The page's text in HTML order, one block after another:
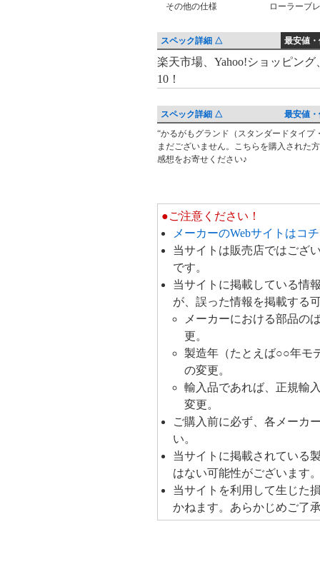
その他の仕様
ローラーブ
スペック詳細 △ 最安値
最
安
価
格
比
楽天市場、Yahoo!ショッピン
10！
スペック詳細 △ 最安値
レ
ビ
ク
“かるがもグランド（スタンダードタイプ
まだございません。こちらを購入され
感想をお寄せください♪
●ご注意ください！
メーカーのWebサイトはコ
当サイトは販売店ではござ
です。
当サイトに掲載している情
が、誤った情報を掲載する
メーカーにおける部品の
更。
製造年（たとえば○○年モ
の変更。
輸入品であれば、正規輸
変更。
ご購入前に必ず、各メーカ
い。
当サイトに掲載されている
はない可能性がございます
当サイトを利用して生じた
かねます。あらかじめご了